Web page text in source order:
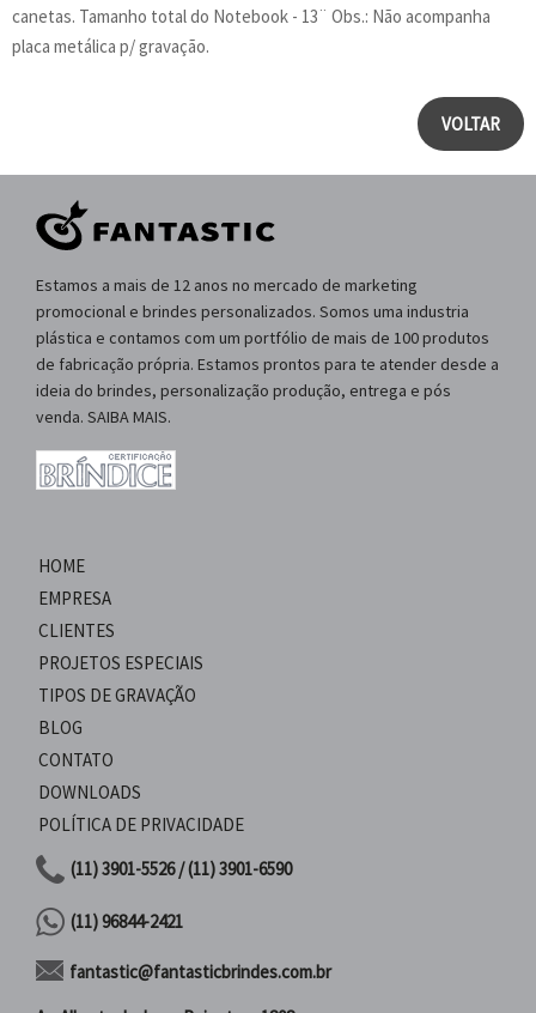
canetas. Tamanho total do Notebook - 13¨ Obs.: Não acompanha
placa metálica p/ gravação.
VOLTAR
Estamos a mais de 12 anos no mercado de marketing
promocional e brindes personalizados. Somos uma industria
plástica e contamos com um portfólio de mais de 100 produtos
de fabricação própria. Estamos prontos para te atender desde a
ideia do brindes, personalização produção, entrega e pós
venda. SAIBA MAIS.
HOME
EMPRESA
CLIENTES
PROJETOS ESPECIAIS
TIPOS DE GRAVAÇÃO
BLOG
CONTATO
DOWNLOADS
POLÍTICA DE PRIVACIDADE
(11) 3901-5526 / (11) 3901-6590
(11) 96844-2421
fantastic@fantasticbrindes.com.br